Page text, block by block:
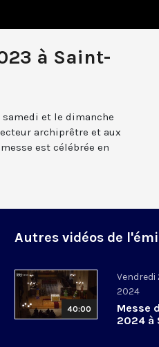
à Saint-
samedi et le dimanche
archiprêtre et aux
est célébrée en
Autres vidéos de
40:00
Vendredi
2024
Messe
2024 à